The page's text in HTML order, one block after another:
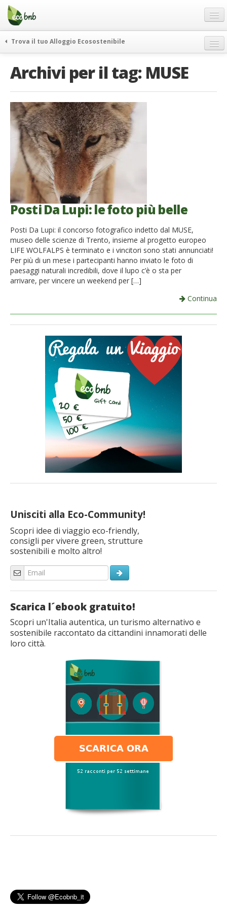
Menu
Salta
contenuto
Offerte Speciali
Regali
FAQ
Chi Siamo
Partner
Contatti
Italiano
German
English
French
Italiano
Trova il tuo Alloggio Ecosostenibile
itinerari
vivere e viaggiare verde
news ed eventi
ecohotel
rassegna stampa
Archivi per il tag: MUSE
Posti Da Lupi: le foto più belle
Posti Da Lupi: il concorso fotografico indetto dal MUSE,
museo delle scienze di Trento, insieme al progetto europeo
LIFE WOLFALPS è terminato e i vincitori sono stati annunciati!
Per più di un mese i partecipanti hanno inviato le foto di
paesaggi naturali incredibili, dove il lupo c’è o sta per
arrivare, per vincere un weekend per […]
Continua
Unisciti alla Eco-Community!
Scopri idee di viaggio eco-friendly,
consigli per vivere green, strutture
sostenibili e molto altro!
Scarica l´ebook gratuito!
Scopri un'Italia autentica, un turismo alternativo e
sostenibile raccontato da cittandini innamorati delle
loro città.